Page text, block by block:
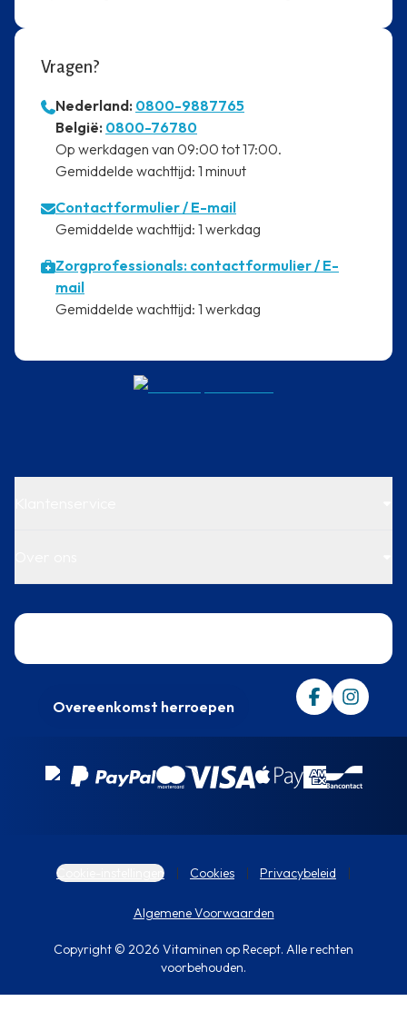
Vragen?
Nederland: 0800-9887765
⁠België: 0800-76780
⁠Op werkdagen van 09:00 tot 17:00.
⁠Gemiddelde wachttijd: 1 minuut
Contactformulier/ E-mail
⁠Gemiddelde wachttijd: 1 werkdag
Zorgprofessionals: contactformulier / E-
mail
⁠Gemiddelde wachttijd: 1 werkdag
Overeenkomst herroepen
Cookie-instellingen Cookies Privacybeleid
Algemene Voorwaarden
Copyright © 2026 Vitaminen op Recept. Alle rechten
voorbehouden.